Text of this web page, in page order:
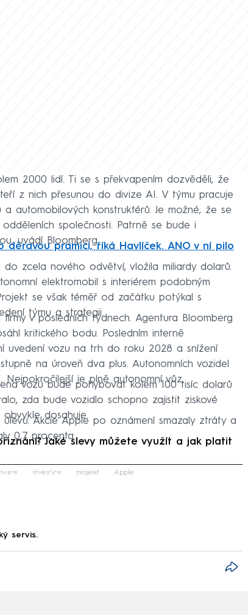
2000 lidí. Ti se s překvapením dozvěděli, že
z nich přesunou do divize AI. V týmu pracuje
automobilových konstruktérů. Je možné, že se
společnosti. Patrně se bude i
uvádí Bloomberg.
děravou pramici, říká Havlíček. ANO v ní pilo
zcela nového odvětví, vložila miliardy dolarů.
elektromobil s interiérem podobným
se však téměř od začátku potýkal s
týmu a strategii.
v posledních týdnech. Agentura Bloomberg
kritického bodu. Posledním interně
uvedení vozu na trh do roku 2028 a snížení
na úroveň dva plus. Autonomních vozidel
je plně autonomní vůz.
vozu bude pohybovat kolem 100 tisíc dolarů
zda bude vozidlo schopno zajistit ziskové
dosahuje.
Akcie Apple po oznámení smazaly ztráty a
0,7 procenta.
přiznání? Jaké slevy můžete využít a jak platit
to fetch
investice projekt Apple
servis.